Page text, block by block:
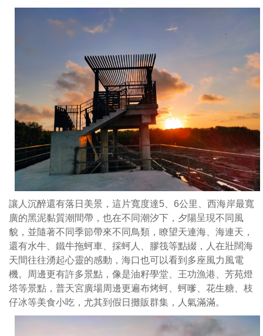
門
讓人沉醉還有落日美景，這片寬度達5、6公里、西海岸最寬
廣的黑泥黏質潮間帶，也在不同潮汐下，夕陽呈現不同風
貌，並隨著不同季節帶來不同鳥類，瞭望天連海、海連天，
還有水牛、鐵牛拖蚵車、採蚵人、膠筏等點綴，人在壯闊海
天間往往湧起心靈的感動，海口也可以看到多座風力風電
機。周邊更有許多景點，像是油籽學堂、王功漁港、芳苑燈
塔等景點，普天宮廣場周邊更遍布烤蚵、蚵嗲、花生糖、枝
仔冰等美食小吃，尤其到假日攤販群集，人氣滿滿。